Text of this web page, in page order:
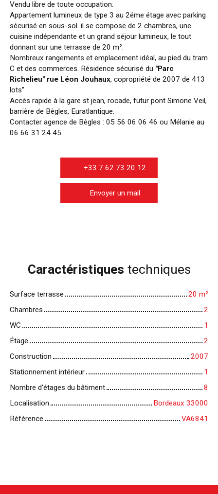
Vendu libre de toute occupation.
Appartement lumineux de type 3 au 2éme étage avec parking
sécurisé en sous-sol. il se compose de 2 chambres, une
cuisine indépendante et un grand séjour lumineux, le tout
donnant sur une terrasse de 20 m².
Nombreux rangements et emplacement idéal, au pied du tram
C et des commerces. Résidence sécurisé du "Parc
Richelieu" rue Léon Jouhaux, copropriété de 2007 de 413
lots".
Accès rapide à la gare st jean, rocade, futur pont Simone Veil,
barrière de Bègles, Euratlantique.
Contacter agence de Bègles : 05 56 06 06 46 ou Mélanie au
06 66 31 24 45.
+33 7 62 73 20 12
Envoyer un mail
Caractéristiques techniques
Surface terrasse 20 m²
Chambres
2
WC
1
Étage
2
Construction
2007
Stationnement intérieur
1
Nombre d'étages du bâtiment
8
Localisation
Bordeaux 33000
Référence
VA6841